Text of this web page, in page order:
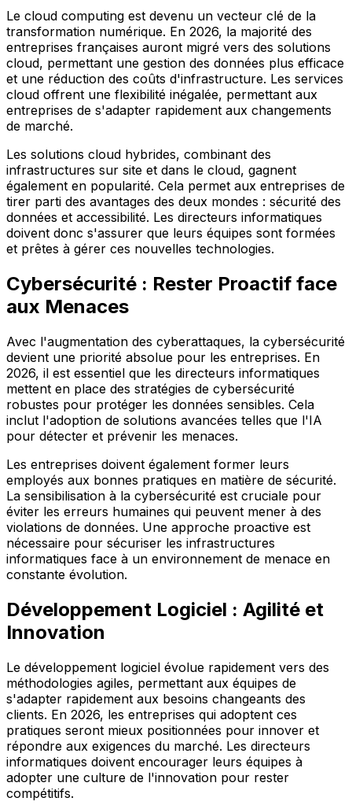
Le cloud computing est devenu un vecteur clé de la
transformation numérique. En 2026, la majorité des
entreprises françaises auront migré vers des solutions
cloud, permettant une gestion des données plus efficace
et une réduction des coûts d'infrastructure. Les services
cloud offrent une flexibilité inégalée, permettant aux
entreprises de s'adapter rapidement aux changements
de marché.
Les solutions cloud hybrides, combinant des
infrastructures sur site et dans le cloud, gagnent
également en popularité. Cela permet aux entreprises de
tirer parti des avantages des deux mondes : sécurité des
données et accessibilité. Les directeurs informatiques
doivent donc s'assurer que leurs équipes sont formées
et prêtes à gérer ces nouvelles technologies.
Cybersécurité : Rester Proactif face
aux Menaces
Avec l'augmentation des cyberattaques, la cybersécurité
devient une priorité absolue pour les entreprises. En
2026, il est essentiel que les directeurs informatiques
mettent en place des stratégies de cybersécurité
robustes pour protéger les données sensibles. Cela
inclut l'adoption de solutions avancées telles que l'IA
pour détecter et prévenir les menaces.
Les entreprises doivent également former leurs
employés aux bonnes pratiques en matière de sécurité.
La sensibilisation à la cybersécurité est cruciale pour
éviter les erreurs humaines qui peuvent mener à des
violations de données. Une approche proactive est
nécessaire pour sécuriser les infrastructures
informatiques face à un environnement de menace en
constante évolution.
Développement Logiciel : Agilité et
Innovation
Le développement logiciel évolue rapidement vers des
méthodologies agiles, permettant aux équipes de
s'adapter rapidement aux besoins changeants des
clients. En 2026, les entreprises qui adoptent ces
pratiques seront mieux positionnées pour innover et
répondre aux exigences du marché. Les directeurs
informatiques doivent encourager leurs équipes à
adopter une culture de l'innovation pour rester
compétitifs.